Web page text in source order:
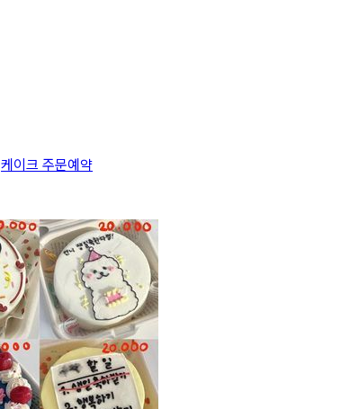
케이크 주문예약